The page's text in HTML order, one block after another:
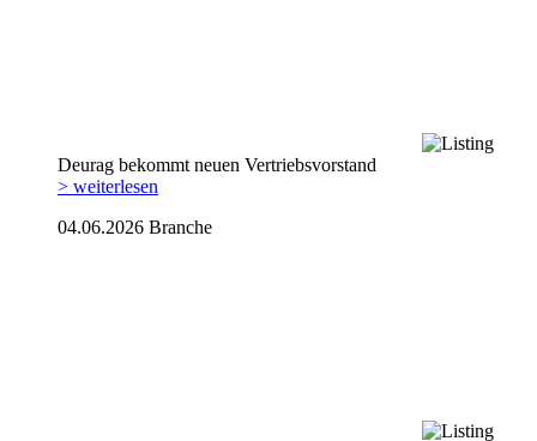
Deurag bekommt neuen Vertriebsvorstand
> weiterlesen
04.06.2026 Branche